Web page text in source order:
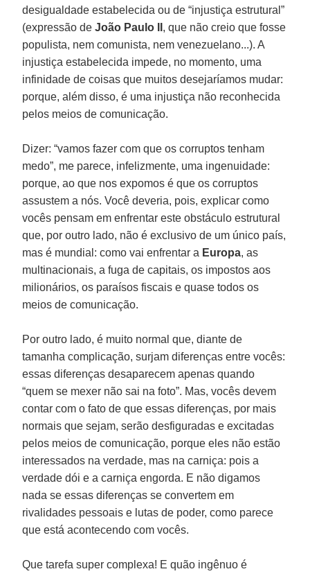
desigualdade estabelecida ou de “injustiça estrutural”
(expressão de João Paulo II , que não creio que fosse
populista, nem comunista, nem venezuelano...). A
injustiça estabelecida impede, no momento, uma
infinidade de coisas que muitos desejaríamos mudar:
porque, além disso, é uma injustiça não reconhecida
pelos meios de comunicação.
Dizer: “vamos fazer com que os corruptos tenham
medo”, me parece, infelizmente, uma ingenuidade:
porque, ao que nos expomos é que os corruptos
assustem a nós. Você deveria, pois, explicar como
vocês pensam em enfrentar este obstáculo estrutural
que, por outro lado, não é exclusivo de um único país,
mas é mundial: como vai enfrentar a Europa, as
multinacionais, a fuga de capitais, os impostos aos
milionários, os paraísos fiscais e quase todos os
meios de comunicação.
Por outro lado, é muito normal que, diante de
tamanha complicação, surjam diferenças entre vocês:
essas diferenças desaparecem apenas quando
“quem se mexer não sai na foto”. Mas, vocês devem
contar com o fato de que essas diferenças, por mais
normais que sejam, serão desfiguradas e excitadas
pelos meios de comunicação, porque eles não estão
interessados na verdade, mas na carniça: pois a
verdade dói e a carniça engorda. E não digamos
nada se essas diferenças se convertem em
rivalidades pessoais e lutas de poder, como parece
que está acontecendo com vocês.
Que tarefa super complexa! E quão ingênuo é